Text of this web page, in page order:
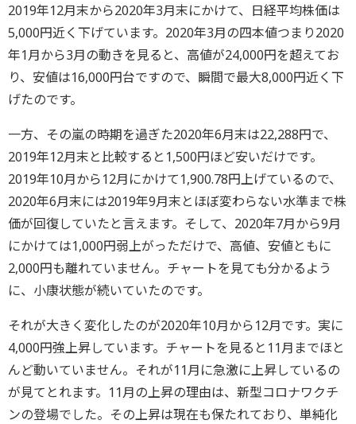
2019年12月末から2020年3月末にかけて、日経平均株価は
5,000円近く下げています。2020年3月の四本値つまり2020
年1月から3月の動きを見ると、高値が24,000円を超えてお
り、安値は16,000円台ですので、瞬間で最大8,000円近く下
げたのです。
一方、その嵐の時期を過ぎた2020年6月末は22,288円で、
2019年12月末と比較すると1,500円ほど安いだけです。
2019年10月から12月にかけて1,900.78円上げているので、
2020年6月末には2019年9月末とほぼ変わらない水準まで株
価が回復していたと言えます。そして、2020年7月から9月
にかけては1,000円弱上がっただけで、高値、安値ともに
2,000円も離れていません。チャートを見ても分かるよう
に、小康状態が続いていたのです。
それが大きく変化したのが2020年10月から12月です。実に
4,000円強上昇しています。チャートを見ると11月までほと
んど動いていません。それが11月に急激に上昇しているの
が見てとれます。11月の上昇の理由は、新型コロナワクチ
ンの登場でした。その上昇は現在も保たれており、単純化